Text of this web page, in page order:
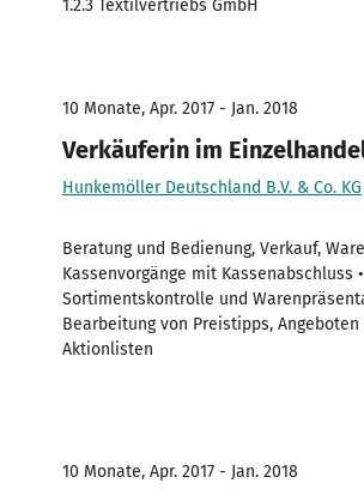
1.2.3 Textilvertriebs GmbH
10 Monate, Apr. 2017 - Jan. 2018
Verkäuferin im
Hunkemöller Deutschland B.V. & Co. KG
Beratung und Bedienung, Verkauf,
Kassenvorgänge mit Kassenabschluss •
Sortimentskontrolle und
Bearbeitung von Preistipps, Angeboten
Aktionlisten
10 Monate, Apr. 2017 - Jan. 2018